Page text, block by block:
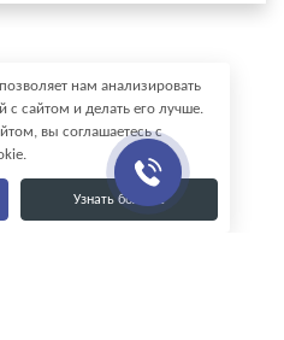
нам анализировать
с сайтом и делать его лучше.
вы соглашаетесь с
Узнать больше